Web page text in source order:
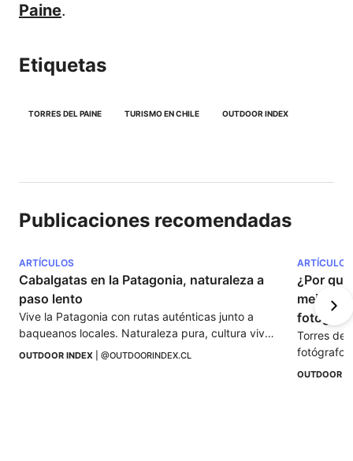
Paine.
Etiquetas
TORRES DEL PAINE TURISMO EN CHILE OUTDOOR INDEX
Publicaciones recomendadas
ARTÍCULOS
Cabalgatas en la Patagonia, naturaleza a
paso lento
Vive la Patagonia con rutas auténticas junto a
baqueanos locales. Naturaleza pura, cultura viva
y respeto por los animales.
OUTDOOR INDEX @OUTDOORINDEX.CL
ARTÍCULOS
¿Por
mejores
Torres del
esperan
OUTDOOR